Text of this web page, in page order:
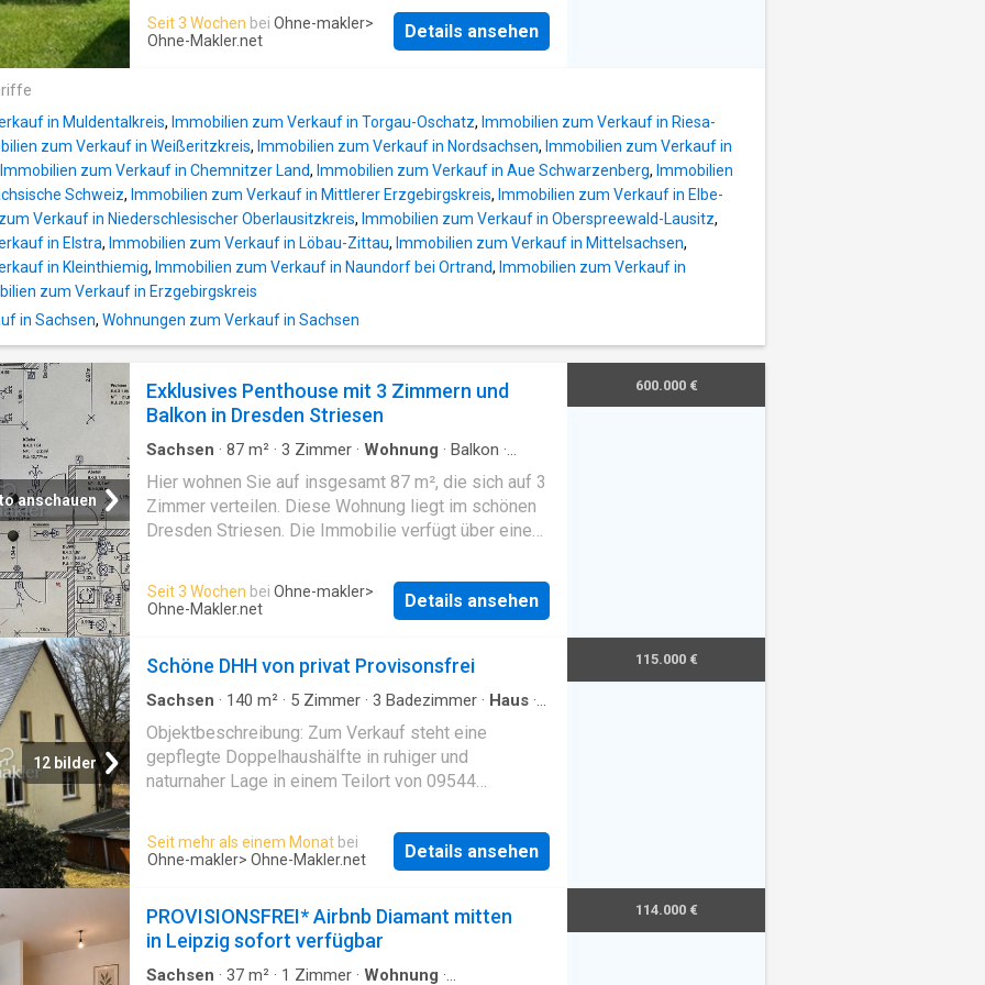
Merkmale auf einen Blick Bilder folgen - Garten
Seit 3 Wochen bei Ohne-makler>
Ohne-Makler.net
Details ansehen
in Muldentalkreis, Immobilien zum Verkauf in Torgau-Oschatz, Immobilien zum Verkauf in Riesa-
zum Verkauf in Weißeritzkreis, Immobilien zum Verkauf in Nordsachsen, Immobilien zum Verkauf in
Immobilien zum Verkauf in Chemnitzer Land, Immobilien zum Verkauf in Aue Schwarzenberg, Immobilien
Schweiz, Immobilien zum Verkauf in Mittlerer Erzgebirgskreis, Immobilien zum Verkauf in Elbe-
Verkauf in Niederschlesischer Oberlausitzkreis, Immobilien zum Verkauf in Oberspreewald-Lausitz,
in Elstra, Immobilien zum Verkauf in Löbau-Zittau, Immobilien zum Verkauf in Mittelsachsen,
in Kleinthiemig, Immobilien zum Verkauf in Naundorf bei Ortrand, Immobilien zum Verkauf in
zum Verkauf in Erzgebirgskreis
in Sachsen, Wohnungen zum Verkauf in Sachsen
anschauen
Exklusives Penthouse mit 3 Zimmern und
Balkon in Dresden Striesen
Sachsen · 87 m² · 3 Zimmer · Wohnung · Balkon ·
Ausgestattete Küche
Hier wohnen Sie auf insgesamt 87 m², die sich auf 3
Zimmer verteilen. Diese Wohnung liegt im schönen
Dresden Striesen. Die Immobilie verfügt über eine
einen schönen Balkon. Die Wohnung kann ab
01.10.2027 bezogen werden. Evtl auch früher. Die
Wohnung wird möbiliert und vollausgestattet
Balkon/ Terrasse - Einbauküche
Seit 3 Wochen bei Ohne-makler>
Ohne-Makler.net
Details ansehen
600.000 €
12 bilder
Schöne DHH von privat Provisonsfrei
Sachsen · 140 m² · 5 Zimmer · 3 Badezimmer · Haus ·
Objektbeschreibung: Zum Verkauf steht eine
gepflegte Doppelhaushälfte in ruhiger und
naturnaher Lage in einem Teilort von 09544
Haus überzeugt durch seinen soliden Zustand,
großzügige Grundstücksfläche sowie vielseitige
Nutzungsmöglichkeiten – sowohl als dauerhaftes
Daten & Fakten: * Objektart: Doppelhaushälfte (DHH)
* Baujahr: 1970 * Wohnfläche: ca. 140 m² *
Grundstück: ca. 2.900 m² * Zimmer: 5 (auch getrennt
Seit mehr als einem Monat bei
Ohne-makler> Ohne-Makler.net Details ansehen
115.000 €
PROVISIONSFREI* Airbnb Diamant mitten
in Leipzig sofort verfügbar
Sachsen · 37 m² · 1 Zimmer · Wohnung ·
114.000 €